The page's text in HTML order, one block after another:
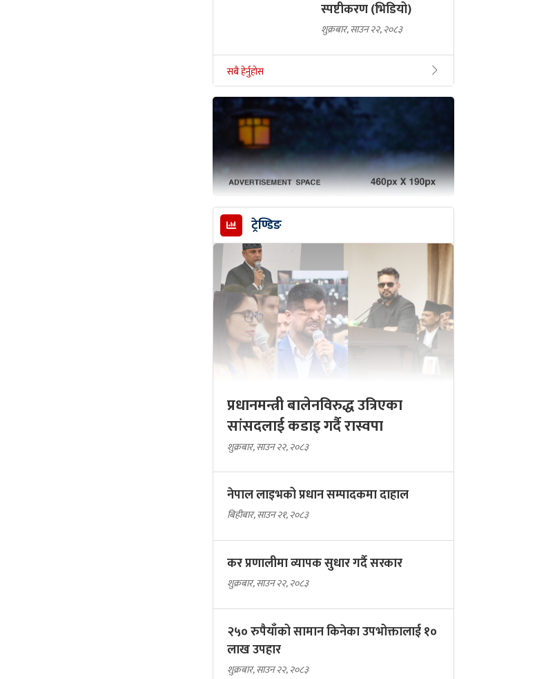
स्पष्टीकरण (भिडियो)
शुक्रबार, साउन २२, २०८३
सबै हेर्नुहोस
ट्रेण्डिङ
प्रधानमन्त्री बालेनविरुद्ध उत्रिएका
सांसदलाई कडाइ गर्दै रास्वपा
शुक्रबार, साउन २२, २०८३
नेपाल लाइभको प्रधान सम्पादकमा दाहाल
बिहीबार, साउन २१, २०८३
कर प्रणालीमा व्यापक सुधार गर्दै सरकार
शुक्रबार, साउन २२, २०८३
२५० रुपैयाँको सामान किनेका उपभोक्तालाई १०
लाख उपहार
शुक्रबार, साउन २२, २०८३